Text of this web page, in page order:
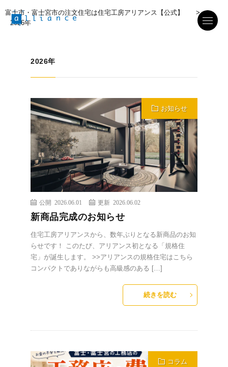
富士市・富士宮市の注文住宅は住宅工房アリアンス【公式】
>
2026年
2026年
お知らせ
公開 2026.06.01 更新 2026.06.02
新商品完成のお知らせ
住宅工房アリアンスから、数年ぶりとなる新商品のお知
らせです！ このたび、アリアンス初となる「規格住
宅」が誕生します。 >>アリアンスの規格住宅はこちら
コンパクトでありながらも高級感のある […]
続きを読む
コラム